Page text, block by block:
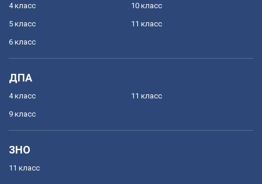
4 класс
5 класс
6 класс
10 класс
11 класс
ДПА
4 класс
9 класс
11 класс
ЗНО
11 класс